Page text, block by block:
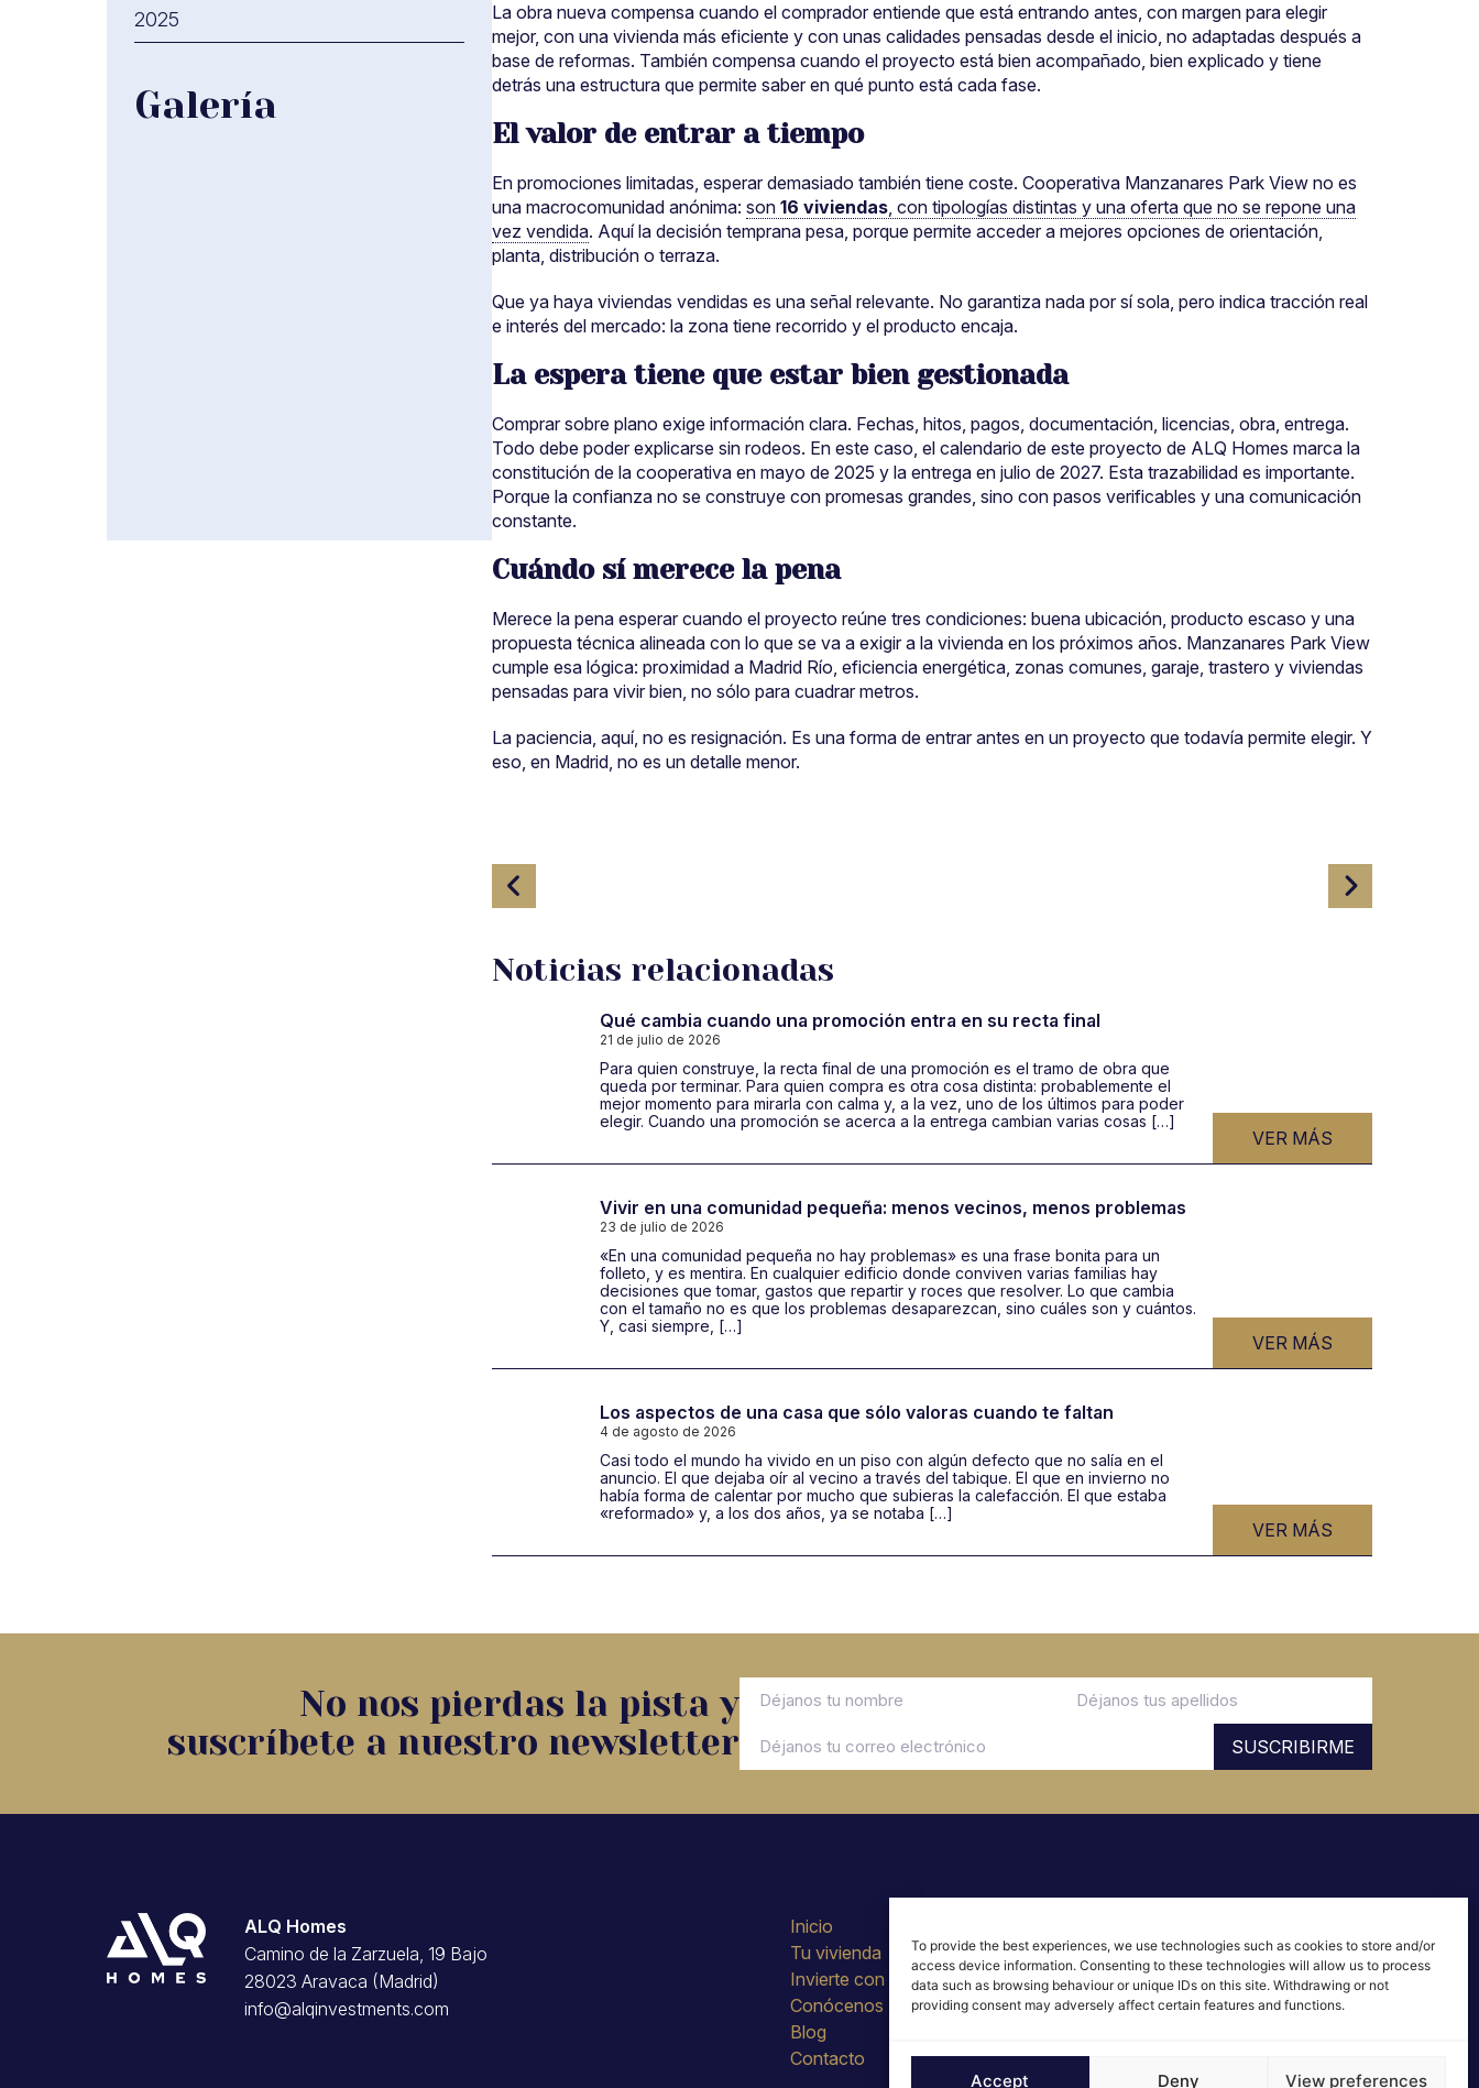
To provide the best experiences, we use technologies such as cookies to store and/or
access device information. Consenting to these technologies will allow us to process
data such as browsing behaviour or unique IDs on this site. Withdrawing or not
providing consent may adversely affect certain features and functions.
Accept Deny View preferences
2025
Galería
La obra nueva compensa cuando el comprador entiende que está entrando antes, con margen para elegir
mejor, con una vivienda más eficiente y con unas calidades pensadas desde el inicio, no adaptadas después a
base de reformas. También compensa cuando el proyecto está bien acompañado, bien explicado y tiene
detrás una estructura que permite saber en qué punto está cada fase.
El valor de entrar a tiempo
En promociones limitadas, esperar demasiado también tiene coste. Cooperativa Manzanares Park View no es
una macrocomunidad anónima: son 16 viviendas, con tipologías distintas y una oferta que no se repone una
vez vendida. Aquí la decisión temprana pesa, porque permite acceder a mejores opciones de orientación,
planta, distribución o terraza.
Que ya haya viviendas vendidas es una señal relevante. No garantiza nada por sí sola, pero indica tracción real
e interés del mercado: la zona tiene recorrido y el producto encaja.
La espera tiene que estar bien gestionada
Comprar sobre plano exige información clara. Fechas, hitos, pagos, documentación, licencias, obra, entrega.
Todo debe poder explicarse sin rodeos. En este caso, el calendario de este proyecto de ALQ Homes marca la
constitución de la cooperativa en mayo de 2025 y la entrega en julio de 2027. Esta trazabilidad es importante.
Porque la confianza no se construye con promesas grandes, sino con pasos verificables y una comunicación
constante.
Cuándo sí merece la pena
Merece la pena esperar cuando el proyecto reúne tres condiciones: buena ubicación, producto escaso y una
propuesta técnica alineada con lo que se va a exigir a la vivienda en los próximos años. Manzanares Park View
cumple esa lógica: proximidad a Madrid Río, eficiencia energética, zonas comunes, garaje, trastero y viviendas
pensadas para vivir bien, no sólo para cuadrar metros.
La paciencia, aquí, no es resignación. Es una forma de entrar antes en un proyecto que todavía permite elegir. Y
eso, en Madrid, no es un detalle menor.
Navegación
entradas
Noticias relacionadas
Qué cambia cuando una promoción entra en su recta final
21 de julio de 2026
Para quien construye, la recta final de una promoción es el tramo de obra que
queda por terminar. Para quien compra es otra cosa distinta: probablemente el
mejor momento para mirarla con calma y, a la vez, uno de los últimos para poder
elegir. Cuando una promoción se acerca a la entrega cambian varias cosas […]
VER MÁS
Vivir en una comunidad pequeña: menos vecinos, menos problemas
23 de julio de 2026
«En una comunidad pequeña no hay problemas» es una frase bonita para un
folleto, y es mentira. En cualquier edificio donde conviven varias familias hay
decisiones que tomar, gastos que repartir y roces que resolver. Lo que cambia
con el tamaño no es que los problemas desaparezcan, sino cuáles son y cuántos.
Y, casi siempre, […]
VER MÁS
Los aspectos de una casa que sólo valoras cuando te faltan
4 de agosto de 2026
Casi todo el mundo ha vivido en un piso con algún defecto que no salía en el
anuncio. El que dejaba oír al vecino a través del tabique. El que en invierno no
había forma de calentar por mucho que subieras la calefacción. El que estaba
«reformado» y, a los dos años, ya se notaba […]
VER MÁS
No nos pierdas la pista y
suscríbete a nuestro newsletter
SUSCRIBIRME
ALQ Homes
Camino de la Zarzuela, 19 Bajo
28023 Aravaca (Madrid)
info@alqinvestments.com
Inicio
Tu vivienda
Invierte con nosotros
Conócenos
Blog
Contacto
Aviso Legal
Política de Cookies